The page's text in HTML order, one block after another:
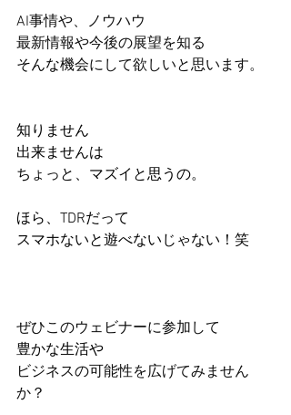
AI事情や、ノウハウ
最新情報や今後の展望を知る
そんな機会にして欲しいと思います。
知りません
出来ませんは
ちょっと、マズイと思うの。
ほら、TDRだって
スマホないと遊べないじゃない！笑
ぜひこのウェビナーに参加して
豊かな生活や
ビジネスの可能性を広げてみません
か？